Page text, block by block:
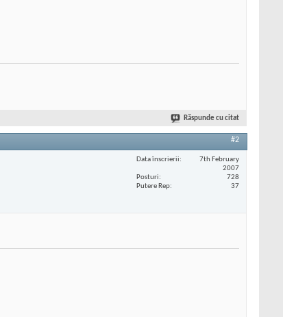
Răspunde cu citat
#2
Data înscrierii
7th February
2007
Posturi
728
Putere Rep
37